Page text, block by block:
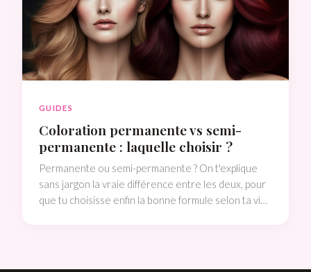
GUIDES
Coloration permanente vs semi-
permanente : laquelle choisir ?
Permanente ou semi-permanente ? On t'explique
sans jargon la vraie différence entre les deux, pour
que tu choisisse enfin la bonne formule selon ta vie,